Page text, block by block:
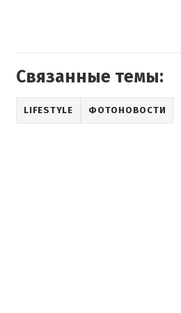
Связанные темы:
LIFESTYLE ФОТОНОВОСТИ